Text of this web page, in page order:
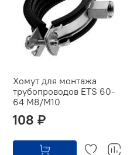
Хомут для монтажа
трубопроводов ETS 60-
64 M8/M10
108 ₽